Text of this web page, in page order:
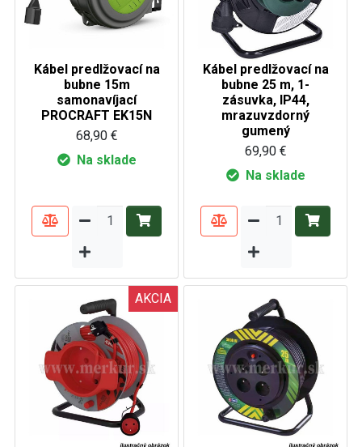
Kábel predlžovací na
bubne 15m
samonavíjací
PROCRAFT EK15N
68,90 €
Na sklade
Kábel predlžovací na
bubne 25 m, 1-
zásuvka, IP44,
mrazuvzdorný
gumený
69,90 €
Na sklade
AKCIA